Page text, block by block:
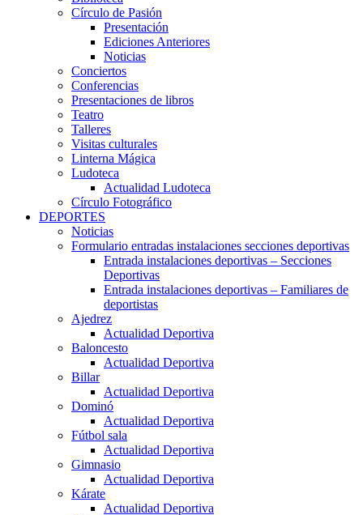
Círculo de Pasión
Presentación
Ediciones Anteriores
Noticias
Conciertos
Conferencias
Presentaciones de libros
Teatro
Talleres
Visitas culturales
Linterna Mágica
Ludoteca
Actualidad Ludoteca
Círculo Fotográfico
DEPORTES
Noticias
Formulario entradas instalaciones secciones deportivas
Entrada instalaciones deportivas – Secciones
Deportivas
Entrada instalaciones deportivas – Familiares de
deportistas
Ajedrez
Actualidad Deportiva
Baloncesto
Actualidad Deportiva
Billar
Actualidad Deportiva
Dominó
Actualidad Deportiva
Fútbol sala
Actualidad Deportiva
Gimnasio
Actualidad Deportiva
Kárate
Actualidad Deportiva